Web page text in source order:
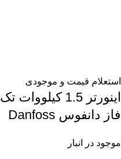
استعلام قیمت و موجودی
اینورتر 1.5 کیلووات تک
فاز دانفوس Danfoss
موجود در انبار